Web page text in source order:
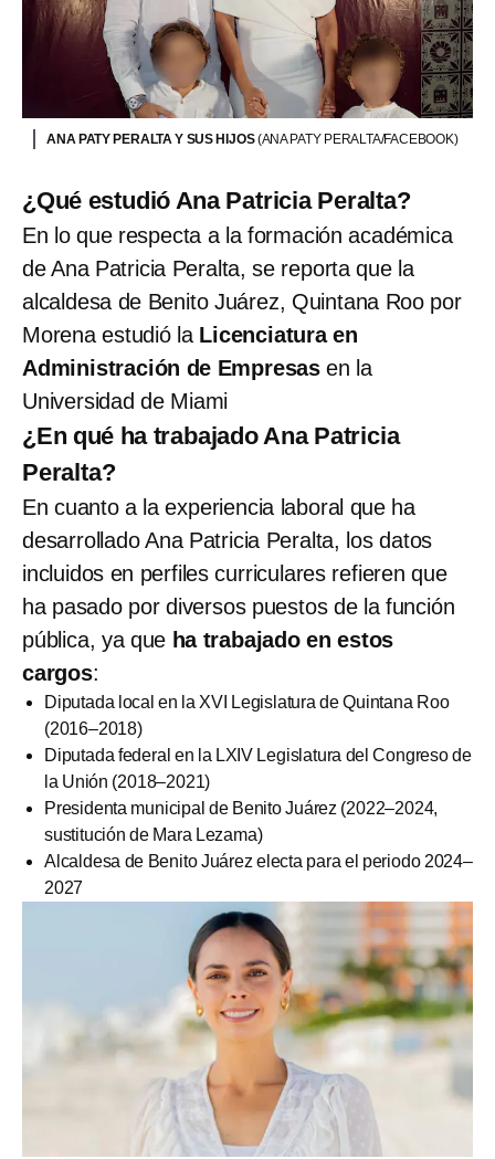
ANA PATY PERALTA Y SUS HIJOS(ANA PATY PERALTA/FACEBOOK)
¿Qué estudió Ana Patricia Peralta?
En lo que respecta a la formación académica
de Ana Patricia Peralta, se reporta que la
alcaldesa de Benito Juárez, Quintana Roo por
Morena estudió la Licenciatura en
Administración de Empresasen la
Universidad de Miami
¿En qué ha trabajado Ana Patricia
Peralta?
En cuanto a la experiencia laboral que ha
desarrollado Ana Patricia Peralta, los datos
incluidos en perfiles curriculares refieren que
ha pasado por diversos puestos de la función
pública, ya que ha trabajado en estos
cargos:
Diputada local en la XVI Legislatura de Quintana Roo
(2016–2018)
Diputada federal en la LXIV Legislatura del Congreso de
la Unión (2018–2021)
Presidenta municipal de Benito Juárez (2022–2024,
sustitución de Mara Lezama)
Alcaldesa de Benito Juárez electa para el periodo 2024–
2027